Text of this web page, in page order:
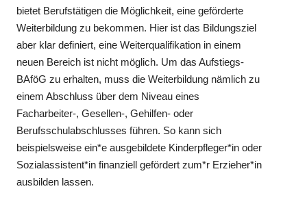
bietet Berufstätigen die Möglichkeit, eine geförderte
Weiterbildung zu bekommen. Hier ist das Bildungsziel
aber klar definiert, eine Weiterqualifikation in einem
neuen Bereich ist nicht möglich. Um das Aufstiegs-
BAföG zu erhalten, muss die Weiterbildung nämlich zu
einem Abschluss über dem Niveau eines
Facharbeiter-, Gesellen-, Gehilfen- oder
Berufsschulabschlusses führen. So kann sich
beispielsweise ein*e ausgebildete Kinderpfleger*in oder
Sozialassistent*in finanziell gefördert zum*r Erzieher*in
ausbilden lassen.